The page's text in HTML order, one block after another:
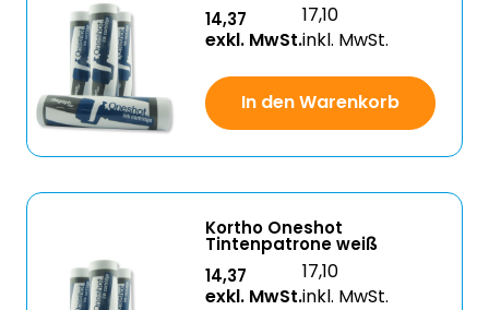
14,37
exkl. MwSt.
17,10
inkl. MwSt.
In den Warenkorb
Kortho Oneshot
Tintenpatrone weiß
14,37
exkl. MwSt.
17,10
inkl. MwSt.